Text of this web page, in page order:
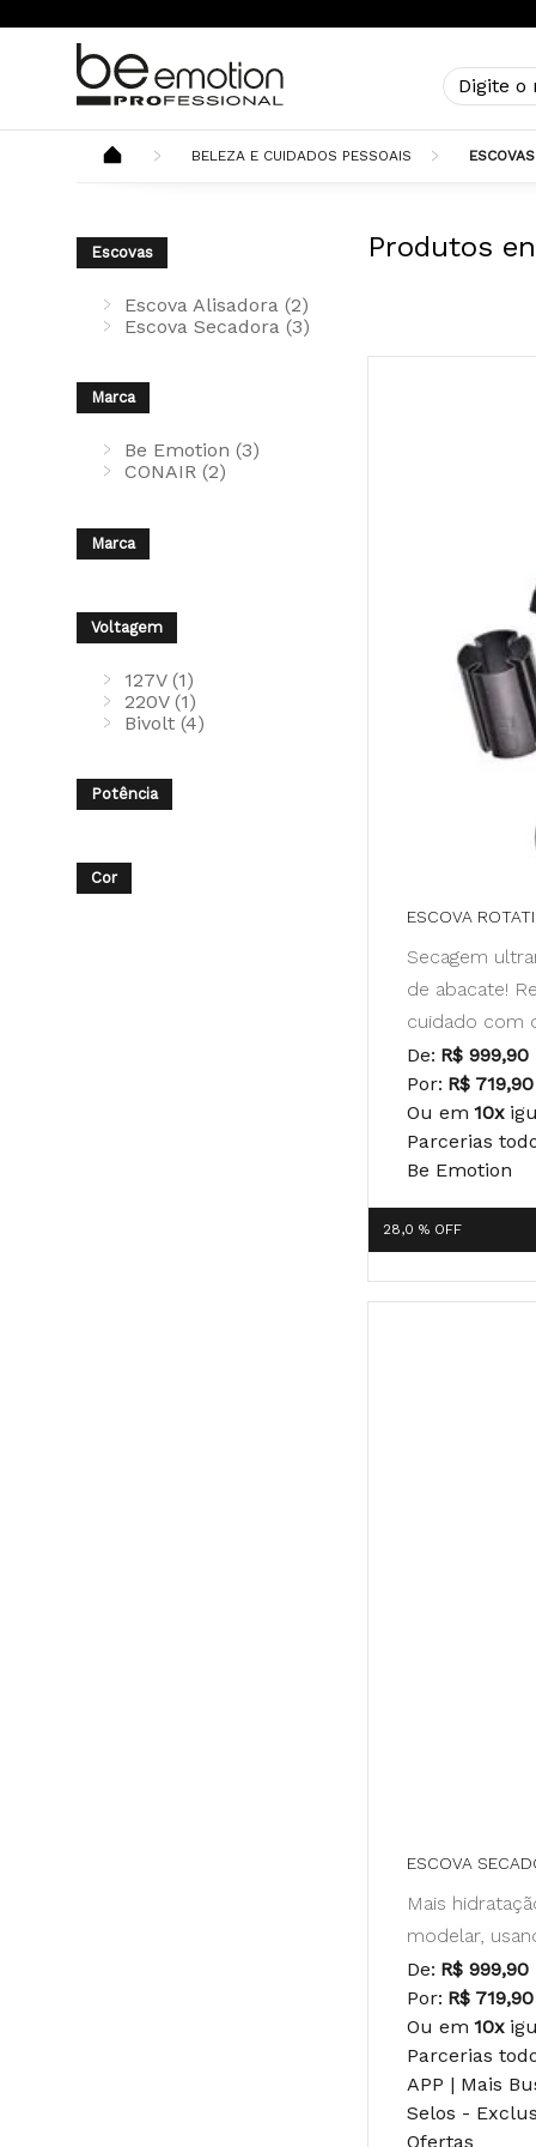
BELEZA E CUIDADOS PESSOAIS ESCOVAS
Escovas
Escova Alisadora (2)
Escova Secadora (3)
Marca
Be Emotion (3)
CONAIR (2)
Marca
Voltagem
127V (1)
220V (1)
Bivolt (4)
Potência
Cor
Produtos
ESCOVA
Secagem
de abacate!
cuidado com
De: R$ 999,90
Por: R$ 719,90
Ou em 10x
Parcerias
Be Emotion
28,0 % OFF
ESCOVA
Mais
modelar,
De: R$ 999,90
Por: R$ 719,90
Ou em 10x
Parcerias
APP | Mais
Selos -
Ofertas